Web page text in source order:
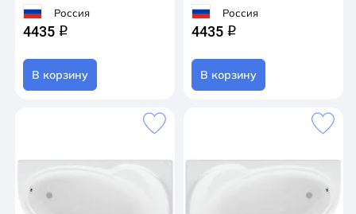
Россия
4435 q
В корзину
Россия
4435 q
В корзину